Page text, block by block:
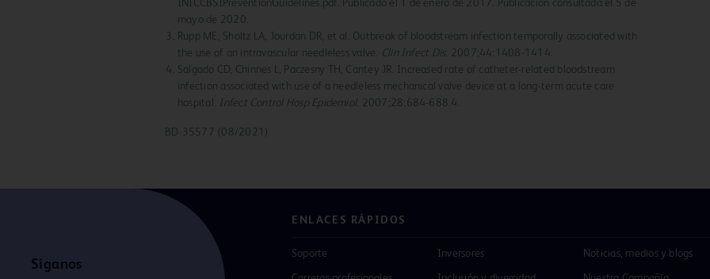
INICCBSIPreventionGuidelines.pdf. Publicado el 1 de enero de 2017. Publicación consultada el 5 de
mayo de 2020.
Rupp ME, Sholtz LA, Jourdan DR, et al. Outbreak of bloodstream infection temporally associated with
the use of an intravascular needleless valve. Clin Infect Dis. 2007;44:1408-1414.
Salgado CD, Chinnes L, Paczesny TH, Cantey JR. Increased rate of catheter-related bloodstream
infection associated with use of a needleless mechanical valve device at a long-term acute care
hospital. Infect Control Hosp Epidemiol. 2007;28:684-688.4.
BD-35577 (08/2021)
Síganos
ENLACES RÁPIDOS
Soporte Inversores Noticias, medios y blogs